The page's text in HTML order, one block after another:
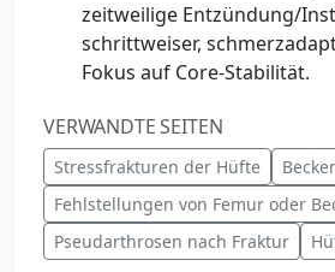
zeitweilige Entzündung/
schrittweiser,
Fokus auf Core-Stabilität.
VERWANDTE SEITEN
Stressfrakturen der Hüfte
Fehlstellungen von Femur oder
Pseudarthrosen nach Fraktur